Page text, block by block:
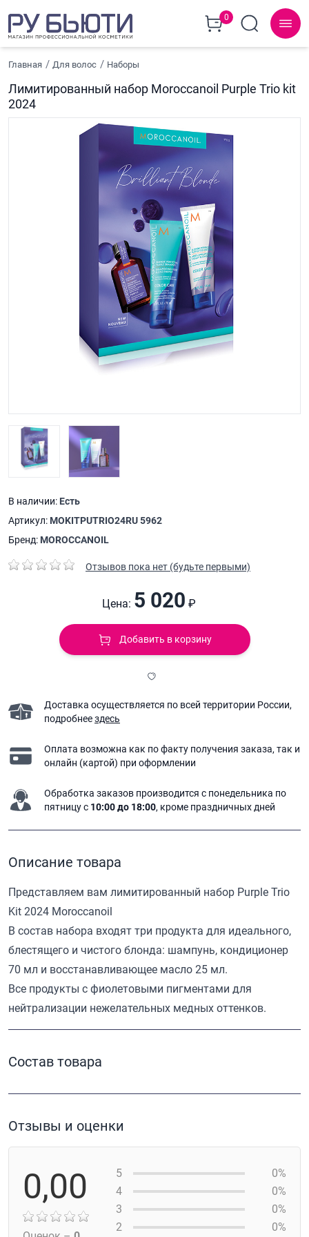
0
Главная Для волос Наборы
Лимитированный набор Moroccanoil Purple Trio kit
2024
В наличии: Есть
Артикул: MOKITPUTRIO24RU 5962
Бренд: MOROCCANOIL
Отзывов пока нет (будьте первыми)
Цена: 5 020 ₽
Добавить в корзину
Доставка осуществляется по всей территории России,
подробнеездесь
Оплата возможна как по факту получения заказа, так и
онлайн (картой) при оформлении
Обработка заказов производится с понедельника по
пятницу с 10:00 до 18:00, кроме праздничных дней
Описание товара
Представляем вам лимитированный набор Purple Trio
Kit 2024 Moroccanoil
В состав набора входят три продукта для идеального,
блестящего и чистого блонда: шампунь, кондиционер
70 мл и восстанавливающее масло 25 мл.
Все продукты с фиолетовыми пигментами для
нейтрализации нежелательных медных оттенков.
Состав товара
Отзывы и оценки
0,00 5
0%
4
0%
3
0%
2
0%